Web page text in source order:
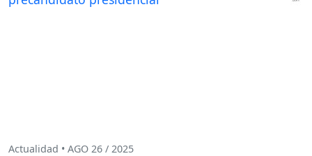
Actualidad • AGO 26 / 2025